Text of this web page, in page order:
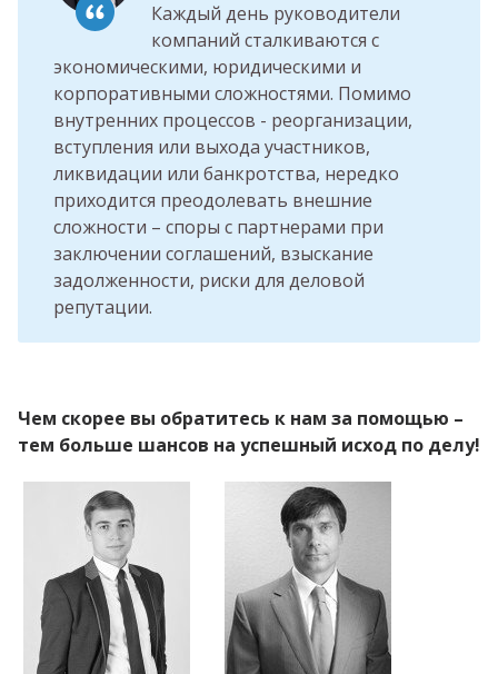
Каждый день руководители
компаний сталкиваются с
экономическими, юридическими и
корпоративными сложностями. Помимо
внутренних процессов - реорганизации,
вступления или выхода участников,
ликвидации или банкротства, нередко
приходится преодолевать внешние
сложности – споры с партнерами при
заключении соглашений, взыскание
задолженности, риски для деловой
репутации.
Чем скорее вы обратитесь к нам за помощью –
тем больше шансов на успешный исход по делу!